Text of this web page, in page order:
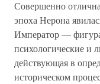
Совершенно
эпоха Нерона
Император —
психологические и
действующая в
историческом